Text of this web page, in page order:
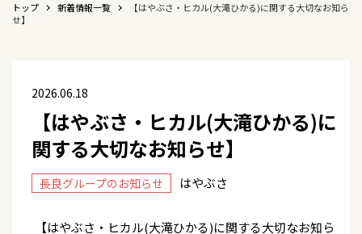
トップ 新着情報一覧
【はやぶさ・ヒカル(大滝ひかる)に関する大切なお知ら
せ】
2026.06.18
【はやぶさ・ヒカル(大滝ひかる)に
関する大切なお知らせ】
長良グループのお知らせ はやぶさ
【はやぶさ・ヒカル(大滝ひかる)に関する大切なお知ら